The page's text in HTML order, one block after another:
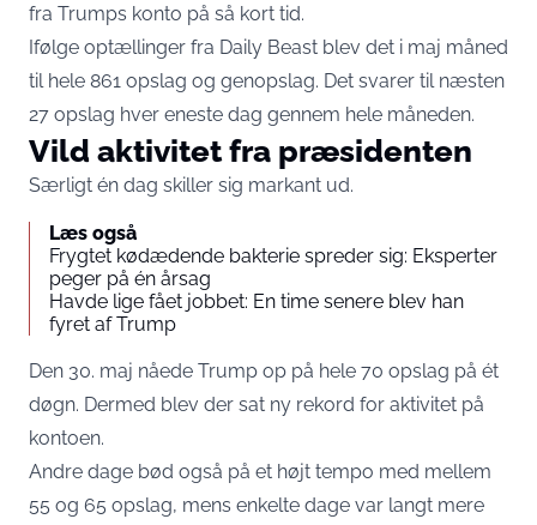
fra Trumps konto på så kort tid.
Ifølge optællinger fra Daily Beast blev det i maj måned
til hele 861 opslag og genopslag. Det svarer til næsten
27 opslag hver eneste dag gennem hele måneden.
Vild aktivitet fra præsidenten
Særligt én dag skiller sig markant ud.
Læs også
Frygtet kødædende bakterie spreder sig: Eksperter
peger på én årsag
Havde lige fået jobbet: En time senere blev han
fyret af Trump
Den 30. maj nåede Trump op på hele 70 opslag på ét
døgn. Dermed blev der sat ny rekord for aktivitet på
kontoen.
Andre dage bød også på et højt tempo med mellem
55 og 65 opslag, mens enkelte dage var langt mere